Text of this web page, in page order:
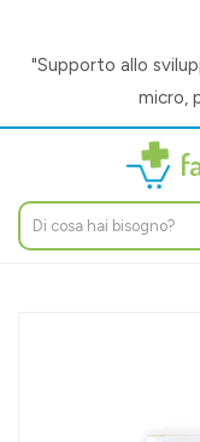
"Supporto allo
micro,